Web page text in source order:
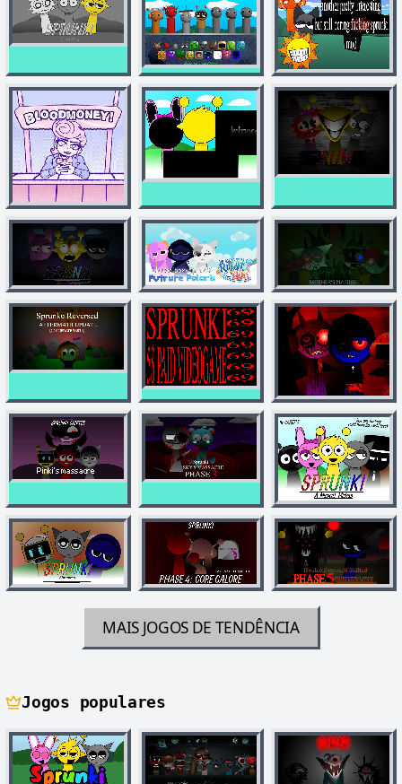
MAIS JOGOS DE TENDÊNCIA
Jogos populares